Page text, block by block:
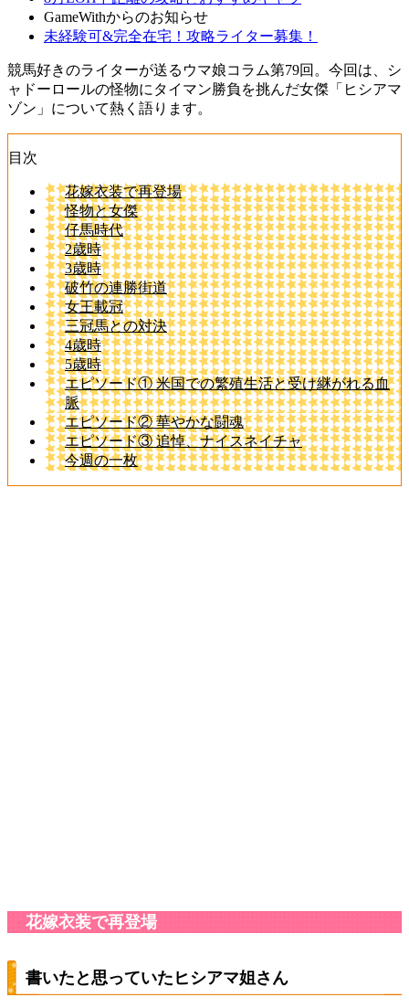
GameWithからのお知らせ
未経験可&完全在宅！攻略ライター募集！
競馬好きのライターが送るウマ娘コラム第79回。今回は、シ
ャドーロールの怪物にタイマン勝負を挑んだ女傑「ヒシアマ
ゾン」について熱く語ります。
目次
花嫁衣装で再登場
怪物と女傑
仔馬時代
2歳時
3歳時
破竹の連勝街道
女王載冠
三冠馬との対決
4歳時
5歳時
エピソード① 米国での繁殖生活と受け継がれる血
脈
エピソード② 華やかな闘魂
エピソード③ 追悼、ナイスネイチャ
今週の一枚
花嫁衣装で再登場
書いたと思っていたヒシアマ姐さん